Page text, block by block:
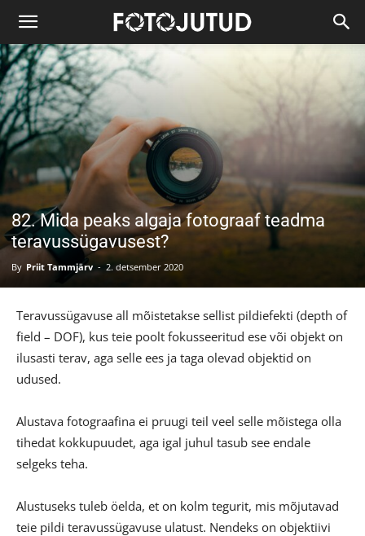
82. Mida peaks algaja fotograaf teadma
teravussügavusest?
By Priit Tammjärv - 2. detsember 2020
Teravussügavuse all mõistetakse sellist pildiefekti (depth of
field – DOF), kus teie poolt fokusseeritud ese või objekt on
ilusasti terav, aga selle ees ja taga olevad objektid on
udused.
Alustava fotograafina ei pruugi teil veel selle mõistega olla
tihedat kokkupuudet, aga igal juhul tasub see endale
selgeks teha.
Alustuseks tuleb öelda, et on kolm tegurit, mis mõjutavad
teie pildi teravussügavuse ulatust. Nendeks on objektiivi